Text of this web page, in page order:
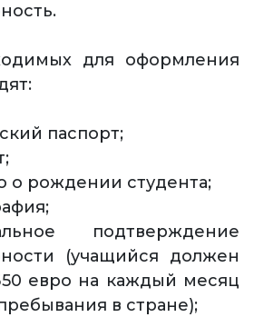
для оформления
паспорт;
о рождении студента;
подтверждение
(учащийся должен
евро на каждый месяц
в стране);